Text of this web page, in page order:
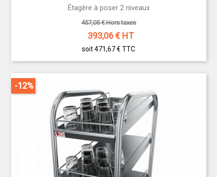
Étagère à poser 2 niveaux
457,05 € Hors taxes
393,06€ HT
soit 471,67 € TTC
-12%